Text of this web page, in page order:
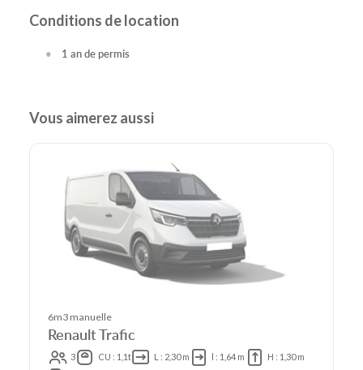
Conditions de location
1 an de permis
Vous aimerez aussi
6m3 manuelle
Renault Trafic
3 CU : 1,1t L : 2,30 m l : 1,64 m
H : 1,30 m